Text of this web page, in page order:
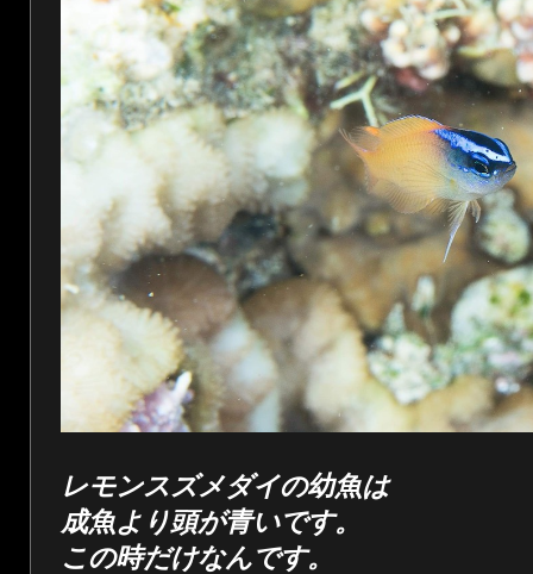
レモンスズメダイの幼魚は
成魚より頭が青いです。
この時だけなんです。